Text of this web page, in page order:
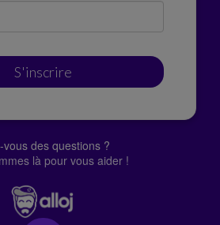
S'inscrire
vous des questions ?
là pour vous aider !